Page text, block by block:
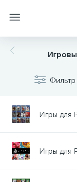
Фильтр
Игры для
Игры для